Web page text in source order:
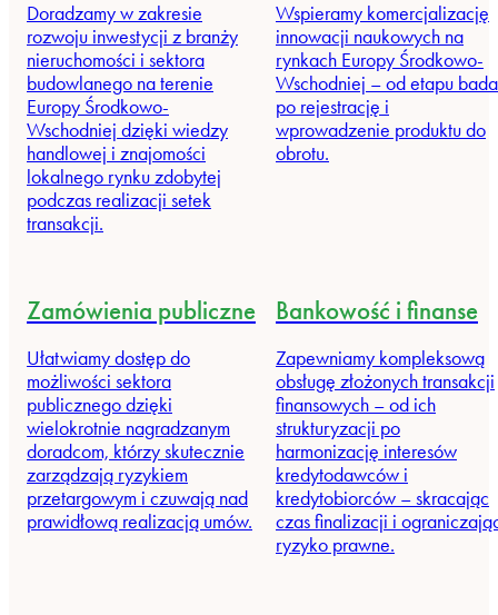
Doradzamy w zakresie
rozwoju inwestycji z branży
nieruchomości i sektora
budowlanego na terenie
Europy Środkowo-
Wschodniej dzięki wiedzy
handlowej i znajomości
lokalnego rynku zdobytej
podczas realizacji setek
transakcji.
Wspieramy komercjalizację
innowacji naukowych na
rynkach Europy Środkowo-
Wschodniej – od etapu
po rejestrację i
wprowadzenie produktu do
obrotu.
Zamówienia publiczne
Ułatwiamy dostęp do
możliwości sektora
publicznego dzięki
wielokrotnie nagradzanym
doradcom, którzy skutecznie
zarządzają ryzykiem
przetargowym i czuwają nad
prawidłową realizacją umów.
Bankowość i finanse
Zapewniamy kompleksową
obsługę złożonych transakcji
finansowych – od ich
strukturyzacji po
harmonizację interesów
kredytodawców i
kredytobiorców – skracając
czas finalizacji i
ryzyko prawne.